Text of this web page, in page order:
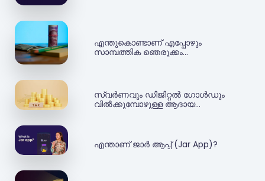
എന്തുകൊണ്ടാണ് എപ്പോഴും
സാമ്പത്തിക ഞെരുക്കം
സ്വർണവും ഡിജിറ്റൽ ഗോൾഡും
വിൽക്കുമ്പോഴുള്ള ആദായ
എന്താണ് ജാർ ആപ്പ് (Jar App)?